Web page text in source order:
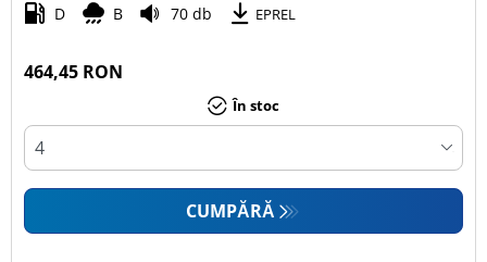
D B 70 db EPREL
464,45 RON
În stoc
CUMPĂRĂ